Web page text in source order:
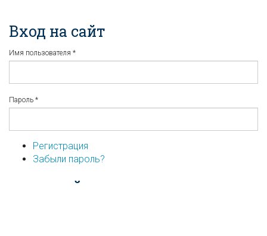
Вход на сайт
Имя пользователя *
Пароль *
Регистрация
Забыли пароль?
...или войдите используя